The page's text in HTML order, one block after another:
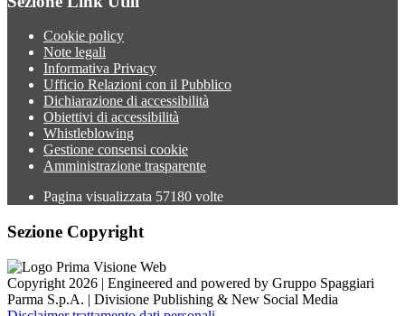
Cookie policy
Note legali
Informativa Privacy
Ufficio Relazioni con il Pubblico
Dichiarazione di accessibilità
Obiettivi di accessibilità
Whistleblowing
Gestione consensi cookie
Amministrazione trasparente
Pagina visualizzata 57180 volte
Sezione Copyright
Copyright 2026 | Engineered and powered by Gruppo Spaggiari
Parma S.p.A. | Divisione Publishing & New Social Media